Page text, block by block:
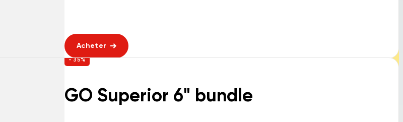
Acheter
- 35%
GO Superior 6" bundle